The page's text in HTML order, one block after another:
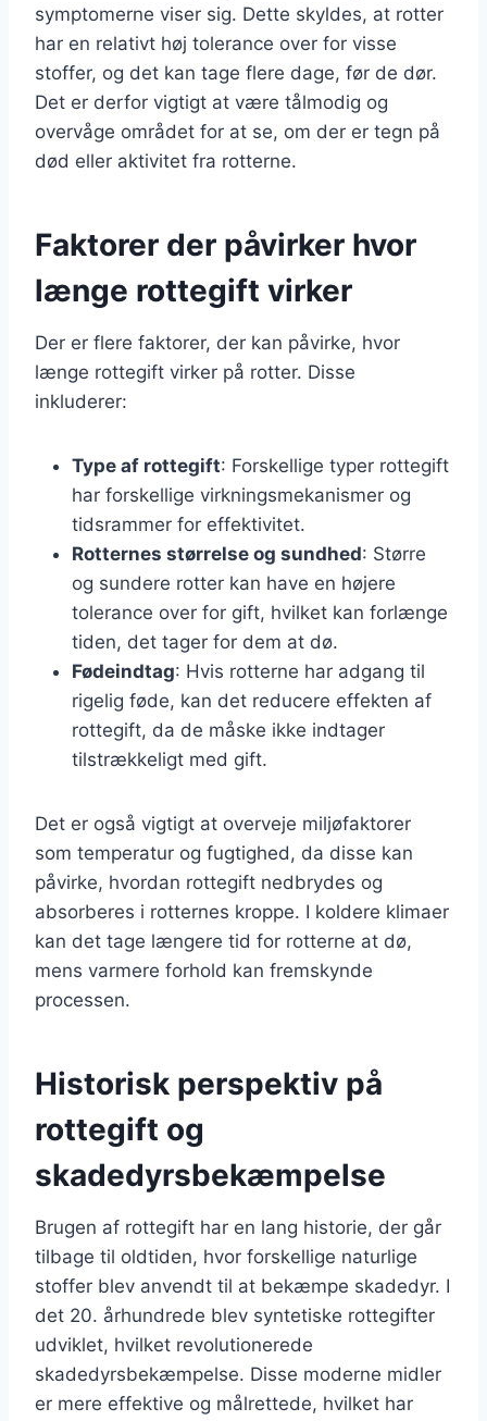
symptomerne viser sig. Dette skyldes, at rotter
har en relativt høj tolerance over for visse
stoffer, og det kan tage flere dage, før de dør.
Det er derfor vigtigt at være tålmodig og
overvåge området for at se, om der er tegn på
død eller aktivitet fra rotterne.
Faktorer der påvirker hvor
længe rottegift virker
Der er flere faktorer, der kan påvirke, hvor
længe rottegift virker på rotter. Disse
inkluderer:
Type af rottegift: Forskellige typer rottegift
har forskellige virkningsmekanismer og
tidsrammer for effektivitet.
Rotternes størrelse og sundhed: Større
og sundere rotter kan have en højere
tolerance over for gift, hvilket kan forlænge
tiden, det tager for dem at dø.
Fødeindtag: Hvis rotterne har adgang til
rigelig føde, kan det reducere effekten af
rottegift, da de måske ikke indtager
tilstrækkeligt med gift.
Det er også vigtigt at overveje miljøfaktorer
som temperatur og fugtighed, da disse kan
påvirke, hvordan rottegift nedbrydes og
absorberes i rotternes kroppe. I koldere klimaer
kan det tage længere tid for rotterne at dø,
mens varmere forhold kan fremskynde
processen.
Historisk perspektiv på
rottegift og
skadedyrsbekæmpelse
Brugen af rottegift har en lang historie, der går
tilbage til oldtiden, hvor forskellige naturlige
stoffer blev anvendt til at bekæmpe skadedyr. I
det 20. århundrede blev syntetiske rottegifter
udviklet, hvilket revolutionerede
skadedyrsbekæmpelse. Disse moderne midler
er mere effektive og målrettede, hvilket har